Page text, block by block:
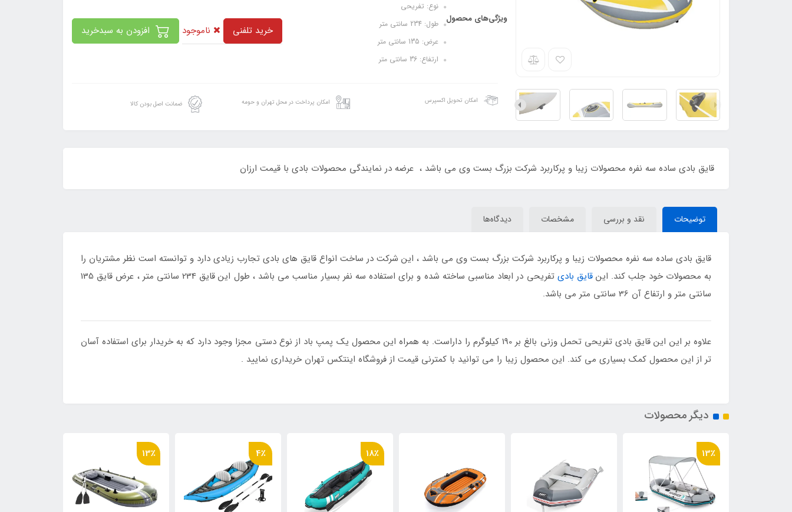
ویژگی‌های محصول
نوع: تفریحی
طول: 234 سانتی متر
عرض: 135 سانتی متر
ارتفاع: 36 سانتی متر
خرید تلفنی ناموجود
امکان تحویل اکسپرس امکان پرداخت در محل تهران و حومه ضمانت اصل بودن کالا
قایق بادی ساده سه نفره محصولات زیبا و پرکاربرد شرکت بزرگ بست وی می باشد ، عرضه در نمایندگی محصولات بادی با قیمت ارزان
توضیحات نقد و بررسی مشخصات دیدگاه‌ها
قایق بادی ساده سه نفره محصولات زیبا و پرکاربرد شرکت بزرگ بست وی می باشد ، این شرکت در ساخت انواع قایق های بادی تجارب زیادی دارد و توانسته است نظر مشتریان را
به محصولات خود جلب کند. اینقایق بادی
تفریحی در ابعاد مناسبی ساخته شده و برای استفاده سه نفر بسیار مناسب می باشد ، طول این قایق 234 سانتی متر ، عرض قایق 135
سانتی متر و ارتفاع آن 36 سانتی متر می باشد.
علاوه بر این این قایق بادی تفریحی تحمل وزنی بالغ بر 190 کیلوگرم را داراست. به همراه این محصول یک پمپ باد از نوع دستی مجزا وجود دارد که به خریدار برای استفاده آسان
تر از این محصول کمک بسیاری می کند. این محصول زیبا را می توانید با کمترنی قیمت از فروشگاه اینتکس تهران خریداری نمایید .
دیگر محصولات
13٪ 18٪ 4٪ 13٪